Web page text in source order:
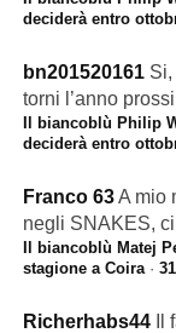
deciderà entro
bn201520161
torni l’anno
Il biancoblù Philip
deciderà entro
Franco 63A mio
negli SNAKES,
Il biancoblù Matej
stagione a Coira·
Richerhabs44